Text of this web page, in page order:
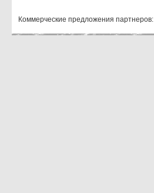
Коммерческие предложения партнеров: